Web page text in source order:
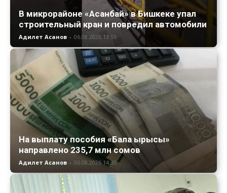
В микрорайоне «Асанбай» в Бишкеке упал
строительный кран и повредил автомобили
Адилет Асанов - 06.08.2026 13:55
На выплату пособия «Бала ырысы»
направлено 235,7 млн сомов
Адилет Асанов - 06.08.2026 14:30